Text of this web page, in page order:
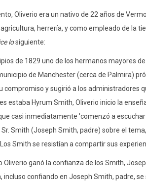
Oliverio era un nativo de 22 años de
herrería, y como empleado de la
losiguiente:
de 1829 uno de los hermanos mayores de
de Manchester (cerca de Palmira)
compromiso y sugirió a los administradores
estaba Hyrum Smith, Oliverio inicio la
casi inmediatamente 'comenzó a
Smith (Joseph Smith, padre) sobre el
Smith se resistían a compartir sus
ganó la confianza de los Smith,
incluso confiando en Joseph Smith, padre,